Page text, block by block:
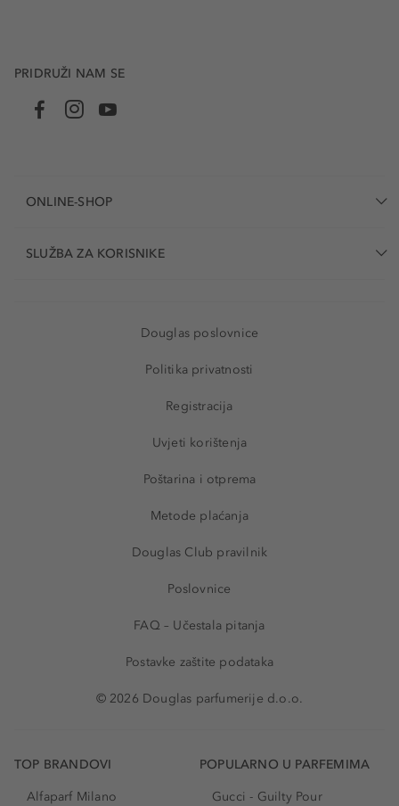
PRIDRUŽI NAM SE
ONLINE-SHOP
SLUŽBA ZA KORISNIKE
Douglas poslovnice
Politika privatnosti
Registracija
Uvjeti korištenja
Poštarina i otprema
Metode plaćanja
Douglas Club pravilnik
Poslovnice
FAQ – Učestala pitanja
Postavke zaštite podataka
© 2026 Douglas parfumerije d.o.o.
TOP BRANDOVI
Alfaparf Milano
POPULARNO U PARFEMIMA
Gucci - Guilty Pour